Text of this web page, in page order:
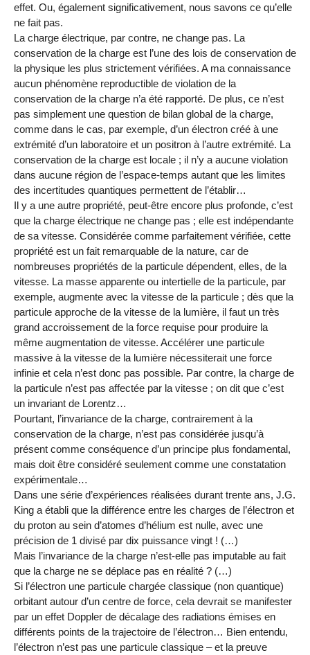
effet. Ou, également significativement, nous savons ce qu’elle
ne fait pas.
La charge électrique, par contre, ne change pas. La
conservation de la charge est l’une des lois de conservation de
la physique les plus strictement vérifiées. A ma connaissance
aucun phénomène reproductible de violation de la
conservation de la charge n’a été rapporté. De plus, ce n’est
pas simplement une question de bilan global de la charge,
comme dans le cas, par exemple, d’un électron créé à une
extrémité d’un laboratoire et un positron à l’autre extrémité. La
conservation de la charge est locale ; il n’y a aucune violation
dans aucune région de l’espace-temps autant que les limites
des incertitudes quantiques permettent de l’établir…
Il y a une autre propriété, peut-être encore plus profonde, c’est
que la charge électrique ne change pas ; elle est indépendante
de sa vitesse. Considérée comme parfaitement vérifiée, cette
propriété est un fait remarquable de la nature, car de
nombreuses propriétés de la particule dépendent, elles, de la
vitesse. La masse apparente ou intertielle de la particule, par
exemple, augmente avec la vitesse de la particule ; dès que la
particule approche de la vitesse de la lumière, il faut un très
grand accroissement de la force requise pour produire la
même augmentation de vitesse. Accélérer une particule
massive à la vitesse de la lumière nécessiterait une force
infinie et cela n’est donc pas possible. Par contre, la charge de
la particule n’est pas affectée par la vitesse ; on dit que c’est
un invariant de Lorentz…
Pourtant, l’invariance de la charge, contrairement à la
conservation de la charge, n’est pas considérée jusqu’à
présent comme conséquence d’un principe plus fondamental,
mais doit être considéré seulement comme une constatation
expérimentale…
Dans une série d’expériences réalisées durant trente ans, J.G.
King a établi que la différence entre les charges de l’électron et
du proton au sein d’atomes d’hélium est nulle, avec une
précision de 1 divisé par dix puissance vingt ! (…)
Mais l’invariance de la charge n’est-elle pas imputable au fait
que la charge ne se déplace pas en réalité ? (…)
Si l’électron une particule chargée classique (non quantique)
orbitant autour d’un centre de force, cela devrait se manifester
par un effet Doppler de décalage des radiations émises en
différents points de la trajectoire de l’électron… Bien entendu,
l’électron n’est pas une particule classique – et la preuve